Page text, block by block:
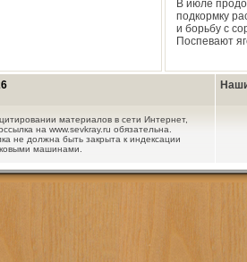
В июле
подкормку
и борьбу с
Поспевают
материалов в сети Интернет,
на www.sevkray.ru обязательна.
не должна быть закрыта к индексации
машинами.